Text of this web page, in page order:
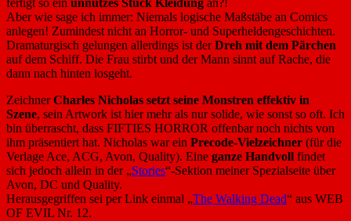
fertigt so ein unnützes Stück Kleidung an?!
Aber wie sage ich immer: Niemals logische Maßstäbe an Comics
anlegen! Zumindest nicht an Horror- und Superheldengeschichten.
Dramaturgisch gelungen allerdings ist derDreh mit dem Pärchen
auf dem Schiff. Die Frau stirbt und der Mann sinnt auf Rache, die
dann nach hinten losgeht.
ZeichnerCharles Nicholas setzt seine Monstren effektiv in
Szene, sein Artwork ist hier mehr als nur solide, wie sonst so oft. Ich
bin überrascht, dass FIFTIES HORROR offenbar noch nichts von
ihm präsentiert hat. Nicholas war ein Precode-Vielzeichner (für die
Verlage Ace, ACG, Avon, Quality). Eine ganze Handvoll findet
sich jedoch allein in der „Stories“-Sektion meiner Spezialseite über
Avon, DC und Quality.
Herausgegriffen sei per Link einmal „The Walking Dead“ aus WEB
OF EVIL Nr. 12.